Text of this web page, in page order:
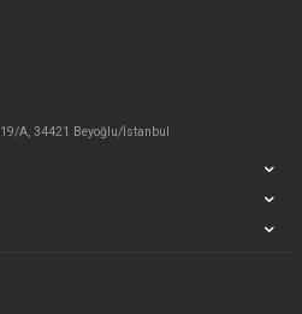
A, 34421 Beyoğlu/İstanbul